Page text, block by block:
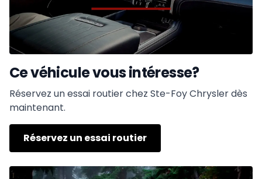
Ce véhicule vous intéresse?
Réservez un essai routier chez Ste-Foy Chrysler dès
maintenant.
Réservez un essai routier